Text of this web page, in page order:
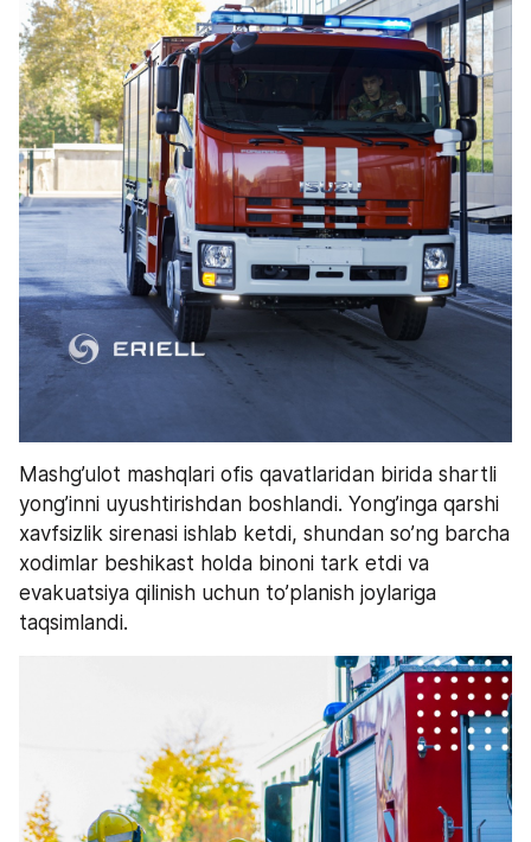
Mashg’ulot mashqlari ofis qavatlaridan birida shartli
yong’inni uyushtirishdan boshlandi. Yong’inga qarshi
xavfsizlik sirenasi ishlab ketdi, shundan so’ng barcha
xodimlar beshikast holda binoni tark etdi va
evakuatsiya qilinish uchun to’planish joylariga
taqsimlandi.